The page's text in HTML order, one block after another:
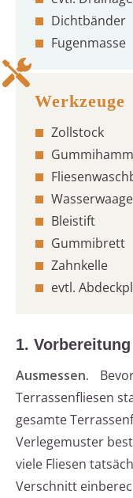
Dichtbänder
Fugenmasse
Zollstock
Wasserwaage
Bleistift
Gummibrett
Zahnkelle
evtl.
1. Vorbereitung
Ausmessen.
Terrassenfliesen
gesamte
Verlegemuster
viele Fliesen
Verschnitt